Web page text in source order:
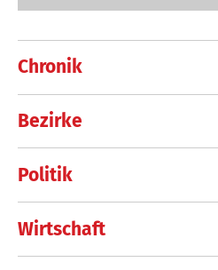
Chronik
Bezirke
Politik
Wirtschaft